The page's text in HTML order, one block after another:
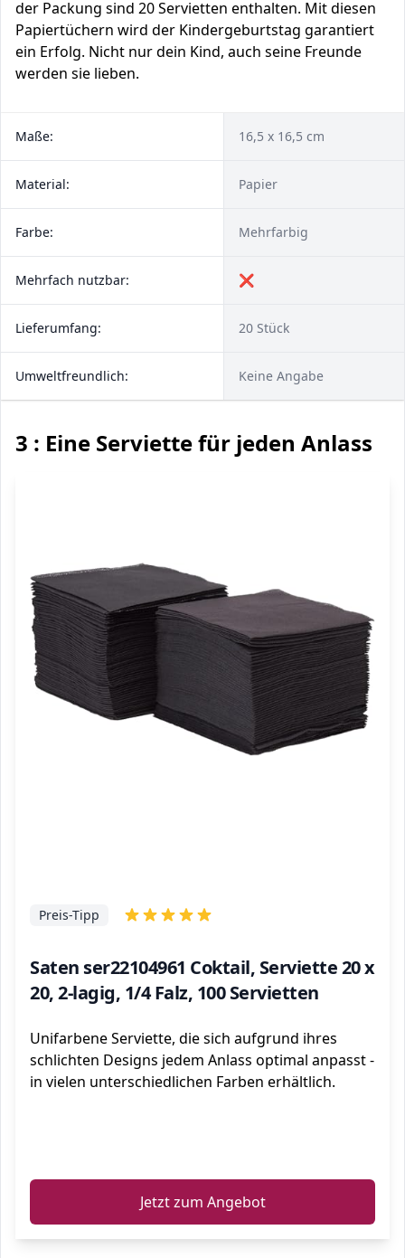
der Packung sind 20 Servietten enthalten. Mit diesen
Papiertüchern wird der Kindergeburtstag garantiert
ein Erfolg. Nicht nur dein Kind, auch seine Freunde
werden sie lieben.
Maße: 16,5 x 16,5 cm
Material: Papier
Farbe: Mehrfarbig
Mehrfach nutzbar: ❌
Lieferumfang: 20 Stück
Umweltfreundlich: Keine Angabe
3 : Eine Serviette für jeden Anlass
Saten ser22104961 Coktail, Serviette 20 x
20, 2-lagig, 1/4 Falz, 100 Servietten
Preis-Tipp
Unifarbene Serviette, die sich aufgrund ihres
schlichten Designs jedem Anlass optimal anpasst -
in vielen unterschiedlichen Farben erhältlich.
Jetzt zum Angebot